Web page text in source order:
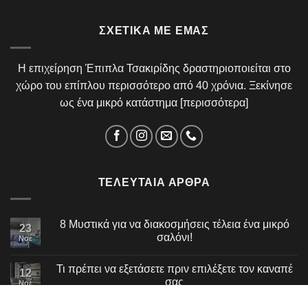
ΣΧΕΤΙΚΆ ΜΕ ΕΜΆΣ
Η επιχείρηση Έπιπλα Τσακιρίδης δραστηριοποιείται στο
χώρο του επίπλου περισσότερο από 40 χρόνια. Ξεκίνησε
ως ένα μικρό κατάστημα [περισσότερα]
ΤΕΛΕΥΤΑΊΑ ΆΡΘΡΑ
23
Νοέ
8 Μυστικά για να διακοσμήσεις τέλεια ένα μικρό
σαλόνι!
12
Νοέ
Τι πρέπει να εξετάσετε πριν επιλέξετε τον καναπέ
σας